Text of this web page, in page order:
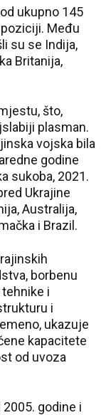
ukupno 145
Među
su se Indija,
Britanija,
što,
plasman.
vojska bila
godine
sukoba, 2021.
Ukrajine
Australija,
i Brazil.
borbenu
i
i
ukazuje
kapacitete
od uvoza
godine i